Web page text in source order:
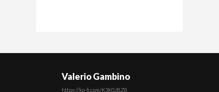
Valerio Gambino
https://ko-fi.com/K3K0JBZ8